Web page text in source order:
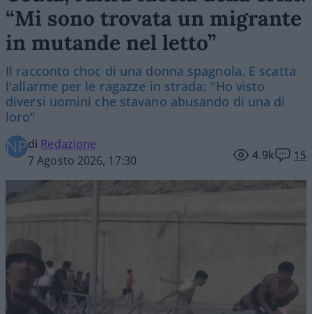
“Mi sono trovata un migrante
in mutande nel letto”
Il racconto choc di una donna spagnola. E scatta
l'allarme per le ragazze in strada: "Ho visto
diversi uomini che stavano abusando di una di
loro"
di Redazione
7 Agosto 2026, 17:30
4.9k 15